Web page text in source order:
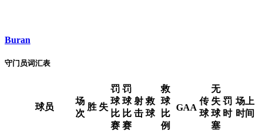
Buran
守门员词汇表
球员
场
次
胜 失
罚
球
比
赛
罚
球
比
赛
射
击
救
球
救
球
比
例
GAA
传
球
无
失
球
塞
罚
时
场上
时间